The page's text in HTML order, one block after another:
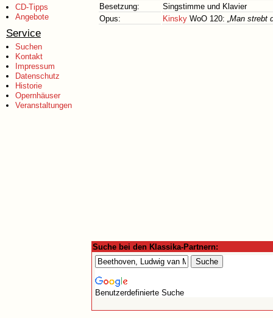
CD-Tipps
Angebote
Service
Suchen
Kontakt
Impressum
Datenschutz
Historie
Opernhäuser
Veranstaltungen
Besetzung:
Singstimme und Klavier
Opus:
Kinsky WoO 120: „Man strebt
Suche bei den Klassika-Partnern:
Benutzerdefinierte Suche